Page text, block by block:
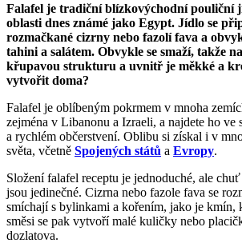
Falafel je tradiční blízkovýchodní pouliční
oblasti dnes známé jako Egypt. Jídlo se
rozmačkané cizrny nebo fazolí fava a
tahini a salátem. Obvykle se smaží, takže
křupavou strukturu a uvnitř je měkké a
vytvořit doma?
Falafel je oblíbeným pokrmem v mnoha
zejména v Libanonu a Izraeli, a najdete ho ve
a rychlém občerstvení. Oblibu si získal i v
světa, včetně Spojených států a Evropy.
Složení falafel receptu je jednoduché, ale
jsou jedinečné. Cizrna nebo fazole fava se
smíchají s bylinkami a kořením, jako je kmín,
směsi se pak vytvoří malé kuličky nebo
dozlatova.